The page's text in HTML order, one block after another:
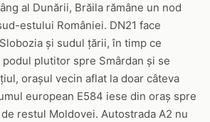
al Dunării, Brăila rămâne un nod
estului României. DN21 face
și sudul țării, în timp ce
podul plutitor spre Smârdan și se
orașul vecin aflat la doar câteva
european E584 iese din oraș spre
restul Moldovei. Autostrada A2 nu